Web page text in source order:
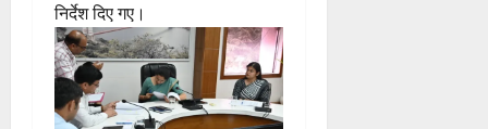
निर्देश दिए गए।